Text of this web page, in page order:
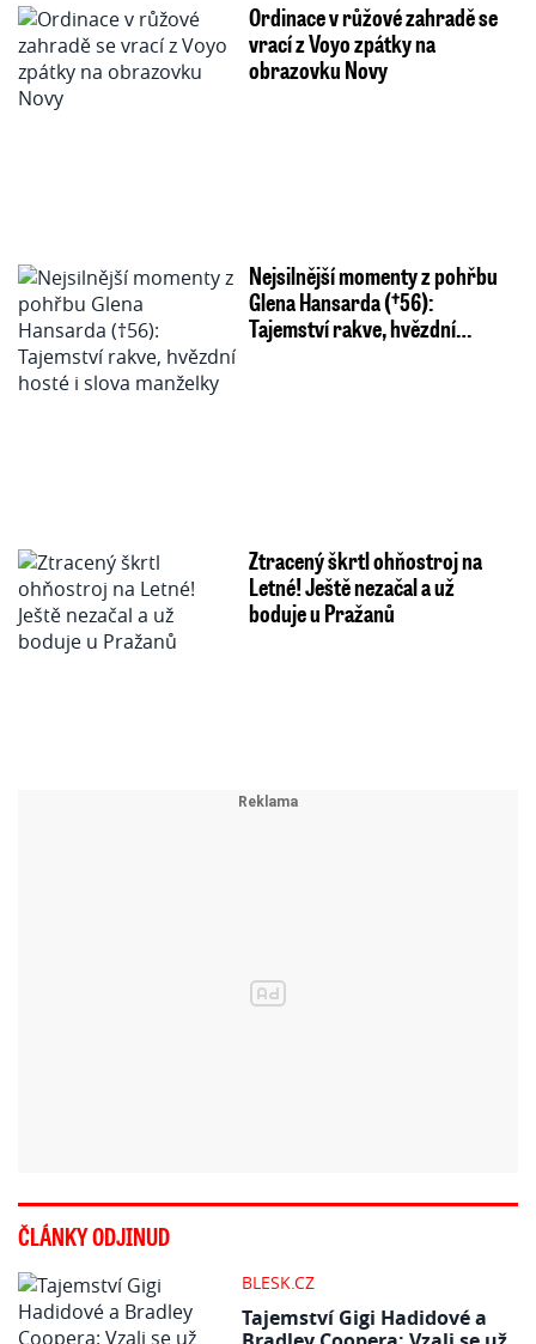
Ordinace v růžové zahradě se
vrací z Voyo zpátky na
obrazovku Novy
Nejsilnější momenty z pohřbu
Glena Hansarda (†56):
Tajemství rakve, hvězdní…
Ztracený škrtl ohňostroj na
Letné! Ještě nezačal a už
boduje u Pražanů
ČLÁNKY ODJINUD
BLESK.CZ
Tajemství Gigi Hadidové a